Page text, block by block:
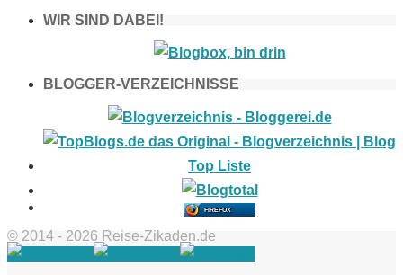
WIR SIND DABEI!
BLOGGER-VERZEICHNISSE
FIREFOX
© 2014 - 2026 Reise-Zikaden.de